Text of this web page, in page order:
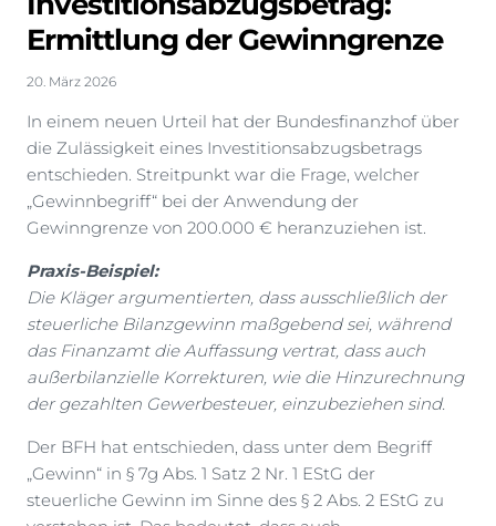
Ermittlung der Gewinngrenze
20. März 2026
In einem neuen Urteil hat der Bundesfinanzhof über
die Zulässigkeit eines Investitionsabzugsbetrags
entschieden. Streitpunkt war die Frage, welcher
„Gewinnbegriff“ bei der Anwendung der
Gewinngrenze von 200.000 € heranzuziehen ist.
Praxis-Beispiel:
Die Kläger argumentierten, dass ausschließlich der
steuerliche Bilanzgewinn maßgebend sei, während
das Finanzamt die Auffassung vertrat, dass auch
außerbilanzielle Korrekturen, wie die Hinzurechnung
der gezahlten Gewerbesteuer, einzubeziehen sind.
Der BFH hat entschieden, dass unter dem Begriff
„Gewinn“ in § 7g Abs. 1 Satz 2 Nr. 1 EStG der
steuerliche Gewinn im Sinne des § 2 Abs. 2 EStG zu